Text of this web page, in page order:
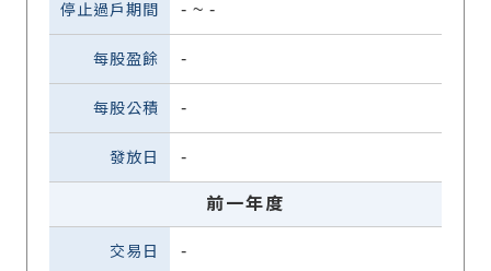
- ~ -
-
-
-
前一年度
-